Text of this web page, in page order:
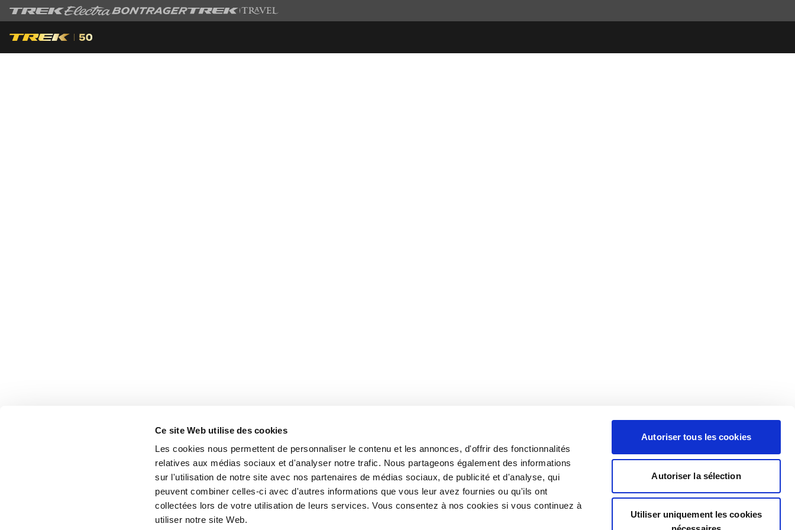
Ce site Web utilise des cookies
Les cookies nous permettent de personnaliser le contenu et les annonces, d'offrir des fonctionnalités
relatives aux médias sociaux et d'analyser notre trafic. Nous partageons également des informations
sur l'utilisation de notre site avec nos partenaires de médias sociaux, de publicité et d'analyse, qui
peuvent combiner celles-ci avec d'autres informations que vous leur avez fournies ou qu'ils ont
collectées lors de votre utilisation de leurs services. Vous consentez à nos cookies si vous continuez à
utiliser notre site Web.
Autoriser tous les cookies
Autoriser la sélection
Utiliser uniquement les cookies